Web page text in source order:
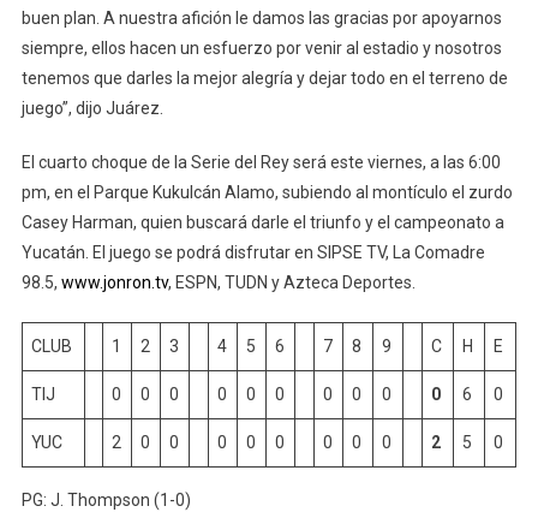
buen plan. A nuestra afición le damos las gracias por apoyarnos
siempre, ellos hacen un esfuerzo por venir al estadio y nosotros
tenemos que darles la mejor alegría y dejar todo en el terreno de
juego”, dijo Juárez.
El cuarto choque de la Serie del Rey será este viernes, a las 6:00
pm, en el Parque Kukulcán Alamo, subiendo al montículo el zurdo
Casey Harman, quien buscará darle el triunfo y el campeonato a
Yucatán. El juego se podrá disfrutar en SIPSE TV, La Comadre
98.5, www.jonron.tv, ESPN, TUDN y Azteca Deportes.
CLUB 1 2 3 4 5 6 7 8 9 C H E
TIJ 0 0 0 0 0 0 0 0 0 0 6 0
YUC 2 0 0 0 0 0 0 0 0 2 5 0
PG: J. Thompson (1-0)